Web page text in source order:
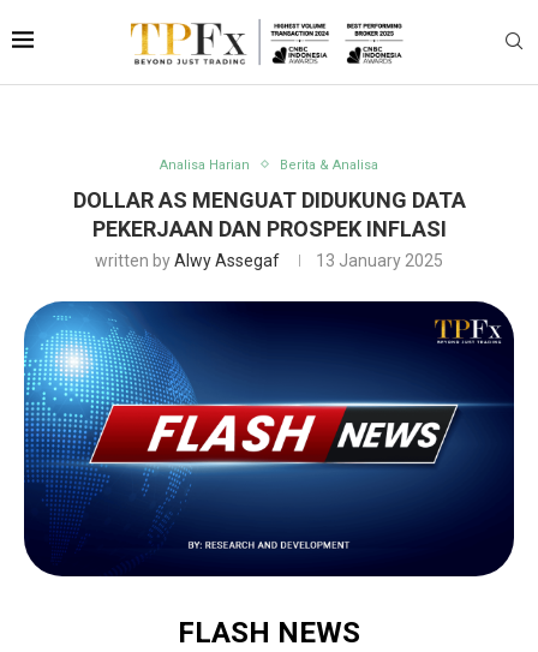
Analisa Harian Berita & Analisa
DOLLAR AS MENGUAT DIDUKUNG DATA
PEKERJAAN DAN PROSPEK INFLASI
written byAlwy Assegaf 13 January 2025
FLASH NEWS